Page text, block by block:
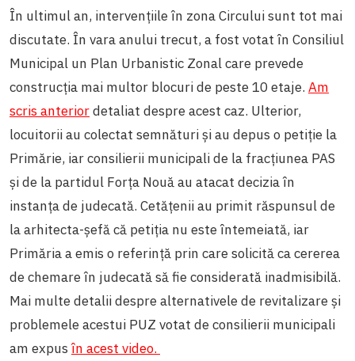
În ultimul an, intervențiile în zona Circului sunt tot mai
discutate. În vara anului trecut, a fost votat în Consiliul
Municipal un Plan Urbanistic Zonal care prevede
construcția mai multor blocuri de peste 10 etaje. Am
scris anteriordetaliat despre acest caz. Ulterior,
locuitorii au colectat semnături și au depus o petiție la
Primărie, iar consilierii municipali de la fracțiunea PAS
și de la partidul Forța Nouă au atacat decizia în
instanța de judecată. Cetățenii au primit răspunsul de
la arhitecta-șefă că petiția nu este întemeiată, iar
Primăria a emis o referință prin care solicită ca cererea
de chemare în judecată să fie considerată inadmisibilă.
Mai multe detalii despre alternativele de revitalizare și
problemele acestui PUZ votat de consilierii municipali
am expusîn acest video.